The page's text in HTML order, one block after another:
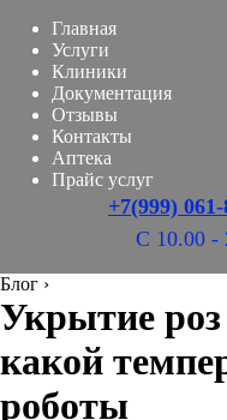
Главная
Услуги
Клиники
Документация
Отзывы
Контакты
Аптека
Прайс услуг
+7(999)
С 10.00 -
Блог ›
Укрытие
какой
роботы